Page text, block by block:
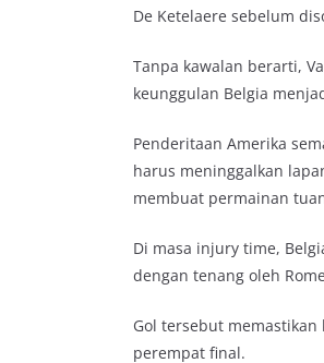
De Ketelaere sebelum
Tanpa kawalan berarti,
keunggulan Belgia
Penderitaan Amerika
harus meninggalkan
membuat permainan
Di masa injury time,
dengan tenang oleh
Gol tersebut
perempat final.